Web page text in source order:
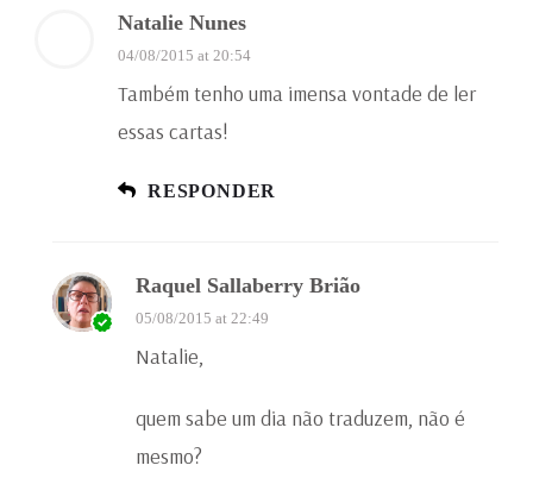
Natalie Nunes
04/08/2015 at 20:54
Também tenho uma imensa vontade de ler
essas cartas!
RESPONDER
Raquel Sallaberry Brião
05/08/2015 at 22:49
Natalie,
quem sabe um dia não traduzem, não é
mesmo?